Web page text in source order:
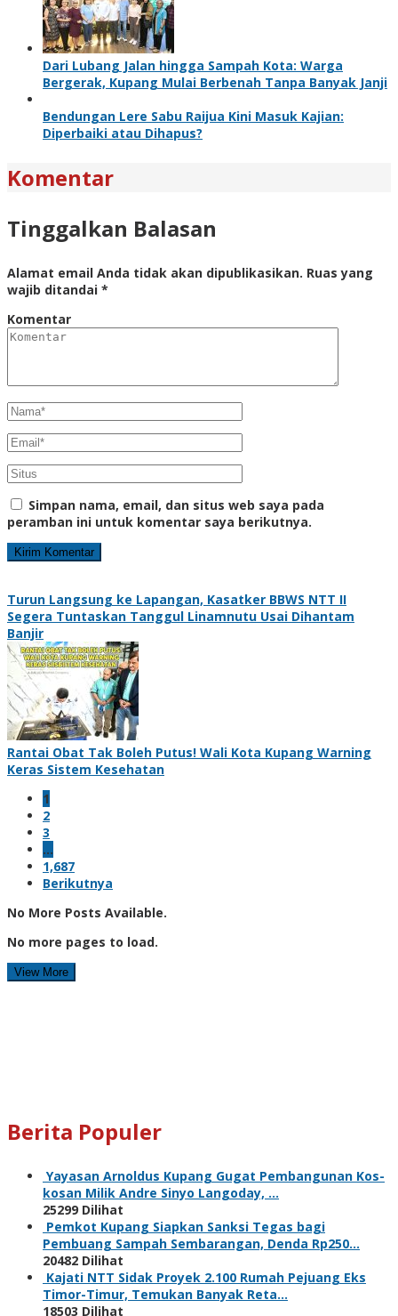
Dari Lubang Jalan hingga Sampah Kota: Warga
Bergerak, Kupang Mulai Berbenah Tanpa Banyak Janji
Bendungan Lere Sabu Raijua Kini Masuk Kajian:
Diperbaiki atau Dihapus?
Komentar
Tinggalkan Balasan
Alamat email Anda tidak akan dipublikasikan. Ruas yang
wajib ditandai *
Komentar
Simpan nama, email, dan situs web saya pada
peramban ini untuk komentar saya berikutnya.
Turun Langsung ke Lapangan, Kasatker BBWS NTT II
Segera Tuntaskan Tanggul Linamnutu Usai Dihantam
Banjir
Rantai Obat Tak Boleh Putus! Wali Kota Kupang Warning
Keras Sistem Kesehatan
1
2
3
…
1,687
Berikutnya
No More Posts Available.
No more pages to load.
View More
Berita Populer
Yayasan Arnoldus Kupang Gugat Pembangunan Kos-
kosan Milik Andre Sinyo Langoday, …
25299 Dilihat
Pemkot Kupang Siapkan Sanksi Tegas bagi
Pembuang Sampah Sembarangan, Denda Rp250…
20482 Dilihat
Kajati NTT Sidak Proyek 2.100 Rumah Pejuang Eks
Timor-Timur, Temukan Banyak Reta…
18503 Dilihat